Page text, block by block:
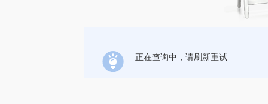
正在查询中，请刷新重试